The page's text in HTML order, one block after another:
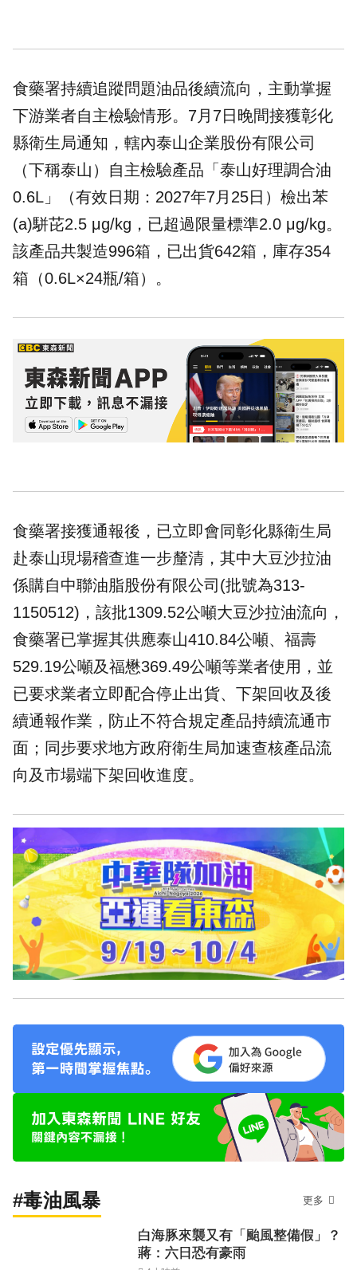
食藥署持續追蹤問題油品後續流向，主動掌握
下游業者自主檢驗情形。7月7日晚間接獲彰化
縣衛生局通知，轄內泰山企業股份有限公司
（下稱泰山）自主檢驗產品「泰山好理調合油
0.6L」（有效日期：2027年7月25日）檢出苯
(a)駢芘2.5 μg/kg，已超過限量標準2.0 μg/kg。
該產品共製造996箱，已出貨642箱，庫存354
箱（0.6L×24瓶/箱）。
食藥署接獲通報後，已立即會同彰化縣衛生局
赴泰山現場稽查進一步釐清，其中大豆沙拉油
係購自中聯油脂股份有限公司(批號為313-
1150512)，該批1309.52公噸大豆沙拉油流向，
食藥署已掌握其供應泰山410.84公噸、福壽
529.19公噸及福懋369.49公噸等業者使用，並
已要求業者立即配合停止出貨、下架回收及後
續通報作業，防止不符合規定產品持續流通市
面；同步要求地方政府衛生局加速查核產品流
向及市場端下架回收進度。
#毒油風暴 更多
白海豚來襲又有「颱風整備假」？
蔣：六日恐有豪雨